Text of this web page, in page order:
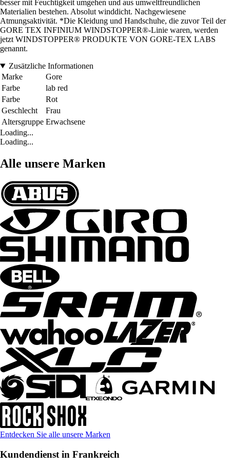
besser mit Feuchtigkeit umgehen und aus umweltfreundlichen
Materialien bestehen. Absolut winddicht. Nachgewiesene
Atmungsaktivität. *Die Kleidung und Handschuhe, die zuvor Teil der
GORE TEX INFINIUM WINDSTOPPER®-Linie waren, werden
jetzt WINDSTOPPER® PRODUKTE VON GORE-TEX LABS
genannt.
Zusätzliche Informationen
Marke
Gore
Farbe
lab red
Farbe
Rot
Geschlecht
Frau
Altersgruppe Erwachsene
Loading...
Loading...
Alle unsere Marken
Entdecken Sie alle unsere Marken
Kundendienst in Frankreich